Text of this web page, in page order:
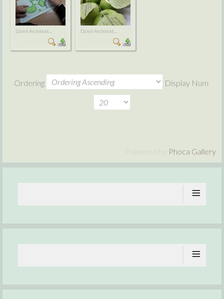
Dzień Architekt... Dzień Architekt...
Ordering Display Num
Phoca Gallery
≡
≡